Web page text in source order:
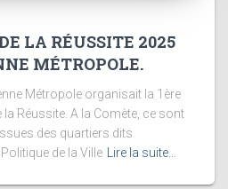
LA RÉUSSITE 2025
MÉTROPOLE.
Métropole organisait la 1ère
Réussite. A la Comète, ce sont
des quartiers dits
de la Ville Lire la suite…